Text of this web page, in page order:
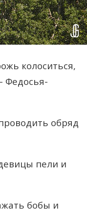
колоситься,
Федосья-
обряд
пели и
бобы и